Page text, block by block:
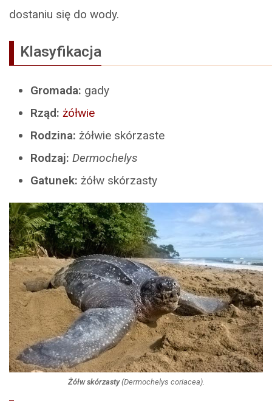
dostaniu się do wody.
Klasyfikacja
Gromada: gady
Rząd: żółwie
Rodzina: żółwie skórzaste
Rodzaj: Dermochelys
Gatunek: żółw skórzasty
Żółw skórzasty(Dermochelys coriacea).